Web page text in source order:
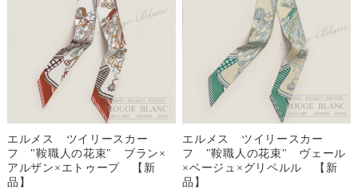
エルメス ツイリースカー
フ "鞍職人の花束" ブラン×
アルザン×エトゥープ 【新
品】
エルメス ツイリースカー
フ "鞍職人の花束" ヴェール
×ベージュ×グリペルル 【新
品】